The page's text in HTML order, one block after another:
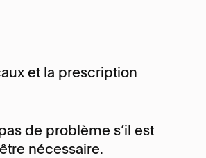
et la prescription
de problème s’il est
nécessaire.